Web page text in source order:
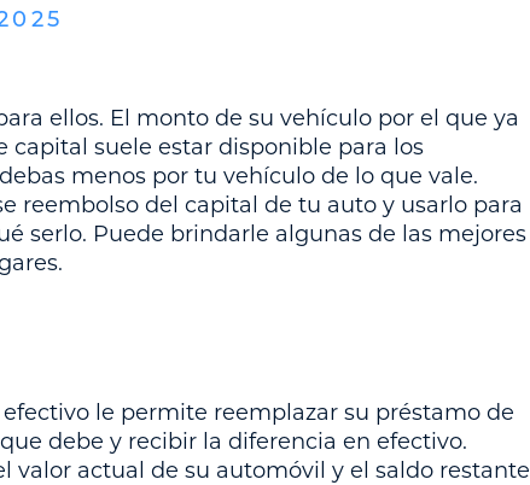
ellos. El monto de su vehículo por el que ya
capital suele estar disponible para los
menos por tu vehículo de lo que vale.
reembolso del capital de tu auto y usarlo para
serlo. Puede brindarle algunas de las mejores
le permite reemplazar su préstamo de
debe y recibir la diferencia en efectivo.
valor actual de su automóvil y el saldo restante